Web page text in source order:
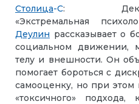
Столица-С: Декан
«Экстремальная
Деулин рассказывает о
социальном движении,
телу и внешности. Он
помогает бороться с
самооценку, но при
«токсичного»